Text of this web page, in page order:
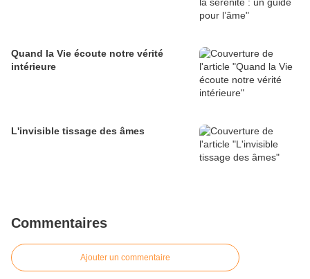
Quand la Vie écoute notre vérité
intérieure
L'invisible tissage des âmes
Commentaires
Ajouter un commentaire